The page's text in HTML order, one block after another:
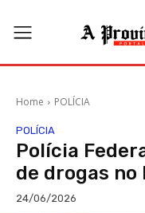
Home POLÍCIA
POLÍCIA
Polícia
de drogas no
24/06/2026